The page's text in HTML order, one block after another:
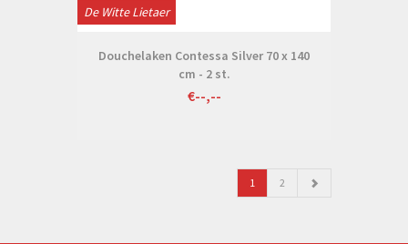
De Witte Lietaer
Douchelaken Contessa Silver 70 x 140
cm - 2 st.
€--,--
1 2